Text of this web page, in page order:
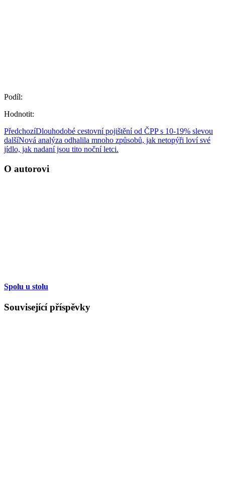
Podíl:
Hodnotit:
PředchozíDlouhodobé cestovní pojištění od ČPP s 10-19% slevou
dalšíNová analýza odhalila mnoho způsobů, jak netopýři loví své
jídlo, jak nadaní jsou tito noční letci.
O autorovi
Spolu u stolu
Související příspěvky